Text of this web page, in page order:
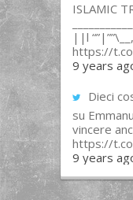
ISLAMIC
||l
https://
9 years
Dieci
su
vincere
https://
9 years